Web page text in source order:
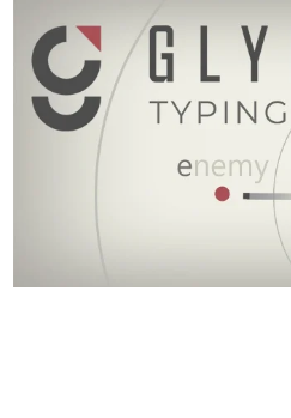
です。
ゲームが変えた日
「経験値」「裏技」「
の起源や用法の変遷を
イニーP氏が徹底調査。
カテゴリ
特集記事